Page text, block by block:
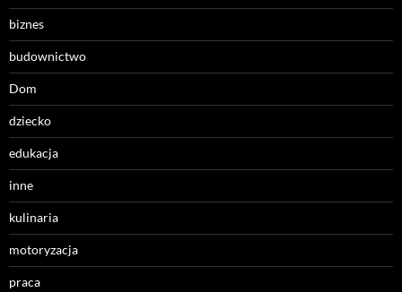
biznes
budownictwo
Dom
dziecko
edukacja
inne
kulinaria
motoryzacja
praca